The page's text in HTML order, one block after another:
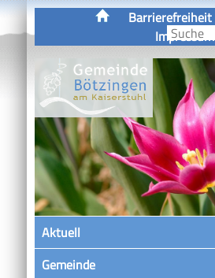
Barrierefreiheit
Impressum
Aktuell
Gemeinde